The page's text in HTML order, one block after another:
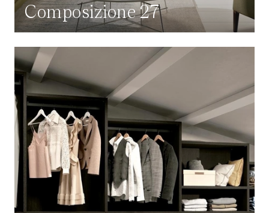
Composizione 27